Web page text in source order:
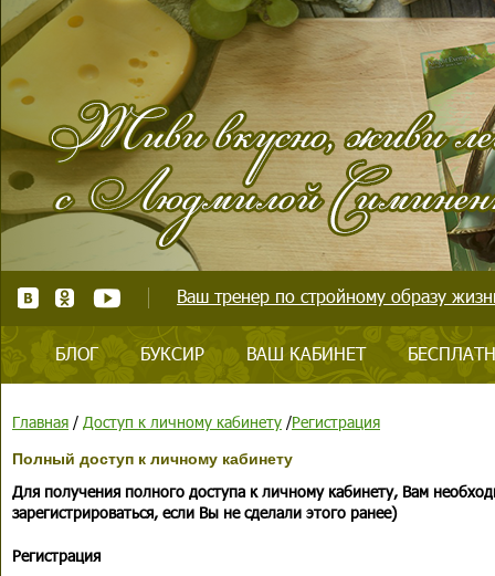
Ваш тренер по стройному образу
БЛОГ БУКСИР ВАШ КАБИНЕТ
Главная / Доступ к личному кабинету /Регистрация
Полный доступ к личному кабинету
Для получения полного доступа к личному кабинету, Вам
зарегистрироваться, если Вы не сделали этого ранее)
Регистрация